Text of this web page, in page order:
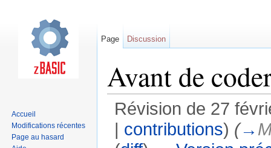
Avant de
Révision de 27
| contributions) (→
Page Discussion
Accueil
Modifications récentes
Page au hasard